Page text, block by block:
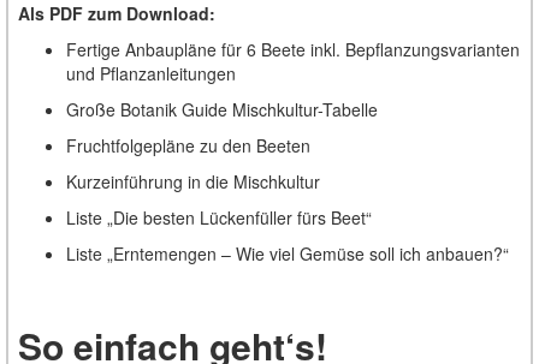
Als PDF zum Download:
Fertige Anbaupläne für 6 Beete inkl. Bepflanzungsvarianten
und Pflanzanleitungen
Große Botanik Guide Mischkultur-Tabelle
Fruchtfolgepläne zu den Beeten
Kurzeinführung in die Mischkultur
Liste „Die besten Lückenfüller fürs Beet“
Liste „Erntemengen – Wie viel Gemüse soll ich anbauen?“
So einfach geht‘s!